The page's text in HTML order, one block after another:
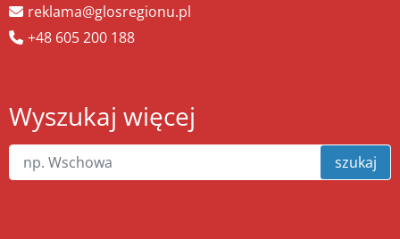
reklama@glosregionu.pl
+48 605 200 188
Wyszukaj więcej
szukaj